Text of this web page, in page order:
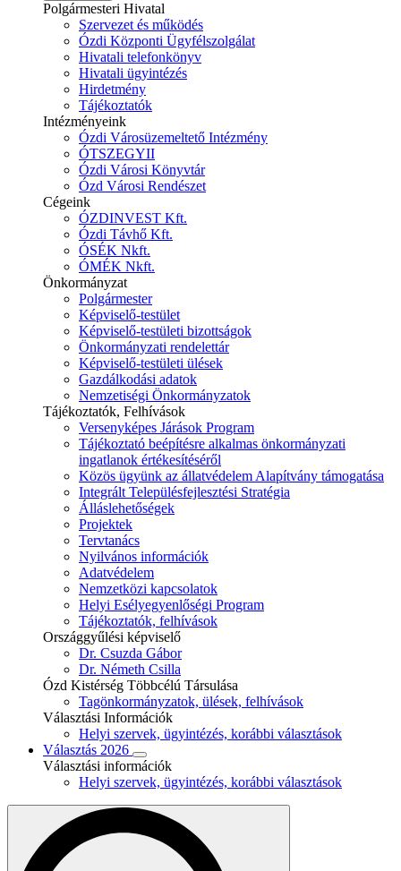
Polgármesteri Hivatal
Szervezet és működés
Ózdi Központi Ügyfélszolgálat
Hivatali telefonkönyv
Hivatali ügyintézés
Hirdetmény
Tájékoztatók
Intézményeink
Ózdi Városüzemeltető Intézmény
ÓTSZEGYII
Ózdi Városi Könyvtár
Ózd Városi Rendészet
Cégeink
ÓZDINVEST Kft.
Ózdi Távhő Kft.
ÓSÉK Nkft.
ÓMÉK Nkft.
Önkormányzat
Polgármester
Képviselő-testület
Képviselő-testületi bizottságok
Önkormányzati rendelettár
Képviselő-testületi ülések
Gazdálkodási adatok
Nemzetiségi Önkormányzatok
Tájékoztatók, Felhívások
Versenyképes Járások Program
Tájékoztató beépítésre alkalmas önkormányzati
ingatlanok értékesítéséről
Közös ügyünk az állatvédelem Alapítvány támogatása
Integrált Településfejlesztési Stratégia
Álláslehetőségek
Projektek
Tervtanács
Nyilvános információk
Adatvédelem
Nemzetközi kapcsolatok
Helyi Esélyegyenlőségi Program
Tájékoztatók, felhívások
Országgyűlési képviselő
Dr. Csuzda Gábor
Dr. Németh Csilla
Ózd Kistérség Többcélú Társulása
Tagönkormányzatok, ülések, felhívások
Választási Információk
Helyi szervek, ügyintézés, korábbi választások
Választás 2026
Választási információk
Helyi szervek, ügyintézés, korábbi választások